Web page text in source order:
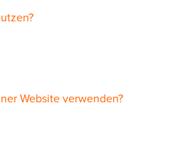
Website verwenden?